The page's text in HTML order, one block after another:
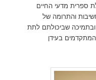
ספרית מדעי החיים
והתרומה של
שביכולתם לתת
המתקדמים בעידן